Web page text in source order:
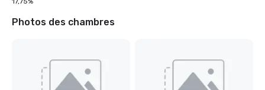
Photos des chambres